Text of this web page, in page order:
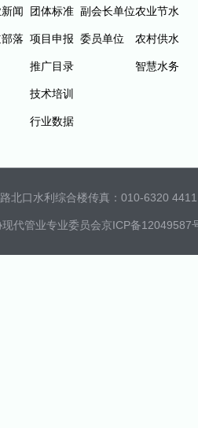
闻
落
团体标准
项目申报
推广目录
技术培训
行业数据
副会长单位
委员单位
农业节水
农村供水
智慧水务
北口水利综合楼传真：010-6320
代管业专业委员会京ICP备12049587